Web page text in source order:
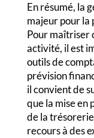
En résumé, la
majeur pour
Pour maîtriser
activité, il est
outils de
prévision
il convient de
que la mise en
de la
recours à des